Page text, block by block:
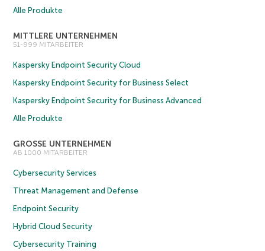
Alle Produkte
MITTLERE UNTERNEHMEN
51-999 MITARBEITER
Kaspersky Endpoint Security Cloud
Kaspersky Endpoint Security for Business Select
Kaspersky Endpoint Security for Business Advanced
Alle Produkte
GROSSE UNTERNEHMEN
AB 1000 MITARBEITER
Cybersecurity Services
Threat Management and Defense
Endpoint Security
Hybrid Cloud Security
Cybersecurity Training